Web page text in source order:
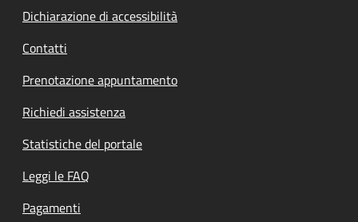
Dichiarazione di accessibilità
Contatti
Prenotazione appuntamento
Richiedi assistenza
Statistiche del portale
Leggi le FAQ
Pagamenti